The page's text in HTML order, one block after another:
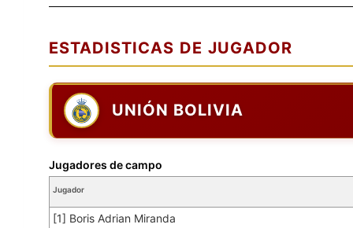
ESTADISTICAS DE JUGADOR
UNIÓN BOLIVIA
Jugador
[1] Boris Adrian Miranda
Jugadores de campo